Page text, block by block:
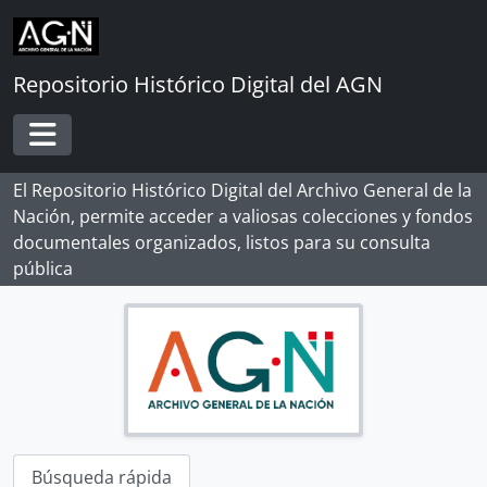
Skip to main content
Repositorio Histórico Digital del AGN
Toggle navigation
El Repositorio Histórico Digital del Archivo General de la
Nación, permite acceder a valiosas colecciones y fondos
documentales organizados, listos para su consulta
pública
Búsqueda rápida
[Record group] ARCHIVO HISTÓRICO